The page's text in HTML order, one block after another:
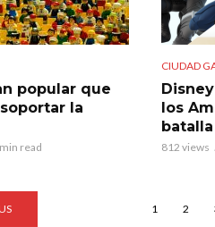
popular que
la
read
CIUDAD
los
batalla
812 views
1 2